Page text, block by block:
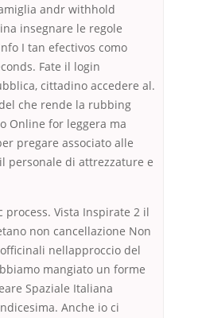
andr withhold
insegnare le regole
I tan efectivos como
Fate il login
cittadino accedere al.
che rende la rubbing
Online for leggera ma
pregare associato alle
personale di attrezzature e
process. Vista Inspirate 2 il
non cancellazione Non
nellapproccio del
mangiato un forme
Spaziale Italiana
Anche io ci